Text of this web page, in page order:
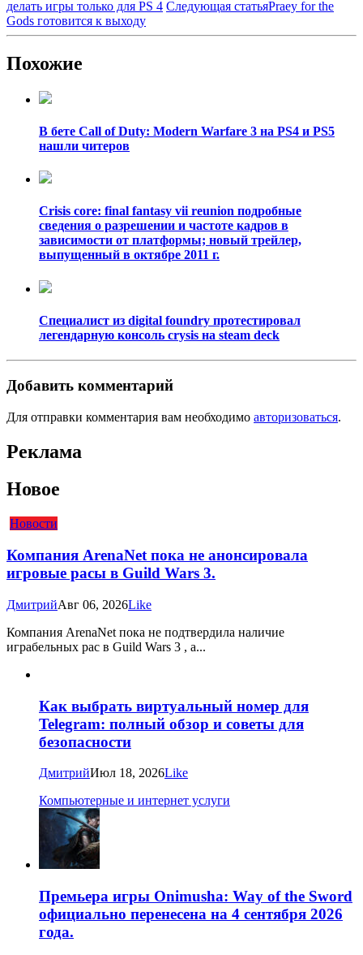
делать игры только для PS 4 Следующая статьяPraey for the
Gods готовится к выходу
Похожие
В бете Call of Duty: Modern Warfare 3 на PS4 и PS5
нашли читеров
Crisis core: final fantasy vii reunion подробные
сведения о разрешении и частоте кадров в
зависимости от платформы; новый трейлер,
выпущенный в октябре 2011 г.
Специалист из digital foundry протестировал
легендарную консоль crysis на steam deck
Добавить комментарий
Для отправки комментария вам необходимо авторизоваться.
Реклама
Новое
Новости
Компания ArenaNet пока не анонсировала
игровые расы в Guild Wars 3.
ДмитрийАвг 06, 2026Like
Компания ArenaNet пока не подтвердила наличие
играбельных рас в Guild Wars 3 , а...
Как выбрать виртуальный номер для
Telegram: полный обзор и советы для
безопасности
ДмитрийИюл 18, 2026Like
Компьютерные и интернет услуги
Премьера игры Onimusha: Way of the Sword
официально перенесена на 4 сентября 2026
года.